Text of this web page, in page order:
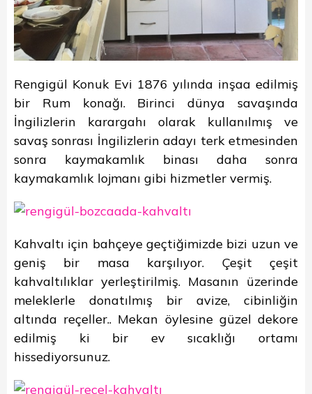
Rengigül Konuk Evi 1876 yılında inşaa edilmiş
bir Rum konağı. Birinci dünya savaşında
İngilizlerin karargahı olarak kullanılmış ve
savaş sonrası İngilizlerin adayı terk etmesinden
sonra kaymakamlık binası daha sonra
kaymakamlık lojmanı gibi hizmetler vermiş.
Kahvaltı için bahçeye geçtiğimizde bizi uzun ve
geniş bir masa karşılıyor. Çeşit çeşit
kahvaltılıklar yerleştirilmiş. Masanın üzerinde
meleklerle donatılmış bir avize, cibinliğin
altında reçeller.. Mekan öylesine güzel dekore
edilmiş ki bir ev sıcaklığı ortamı
hissediyorsunuz.